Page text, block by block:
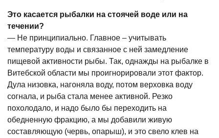
Это касается рыбалки на стоячей воде или на
течении?
— Не принципиально. Главное – учитывать
температуру воды и связанное с ней замедление
пищевой активности рыбы. Так, однажды на рыбалке в
Витебской области мы проигнорировали этот фактор.
Дула низовка, нагоняла воду, потом верховка воду
согнала, и рыба стала менее активной. Резко
похолодало, и надо было бы переходить на
обедненную фракцию, а мы добавили живую
составляющую (червь, опарыш), и это свело клев на